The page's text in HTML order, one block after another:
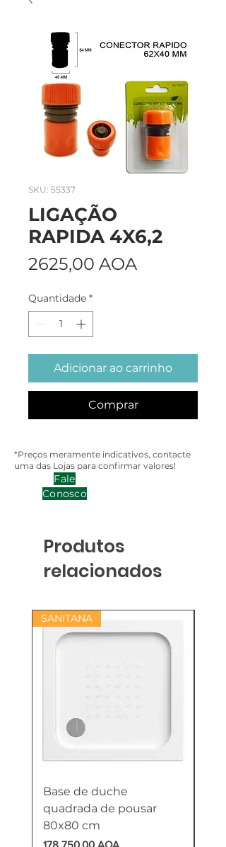
SKU: 55337
LIGAÇÃO
RAPIDA 4X6,2
2625,00 AOA
Quantidade *
Adicionar ao carrinho
Comprar
*Preços meramente indicativos, contacte
uma das Lojas para confirmar valores!
Fale
Conosco
Produtos
relacionados
SANITANA
Base de duche
quadrada de pousar
80x80 cm
Preço
178 750,00 AOA